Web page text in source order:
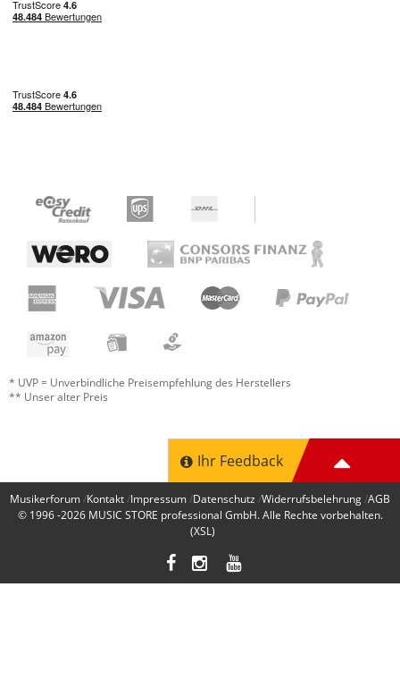
* UVP = Unverbindliche Preisempfehlung des Herstellers
** Unser alter Preis
Ihr Feedback
Musikerforum Kontakt Impressum Datenschutz Widerrufsbelehrung AGB
© 1996 -2026 MUSIC STORE professional GmbH. Alle Rechte vorbehalten.
(XSL)